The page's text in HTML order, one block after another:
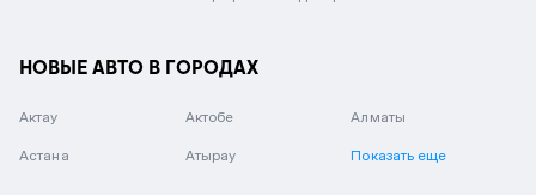
НОВЫЕ АВТО В ГОРОДАХ
Актау Актобе Алматы
Астана Атырау Показать еще